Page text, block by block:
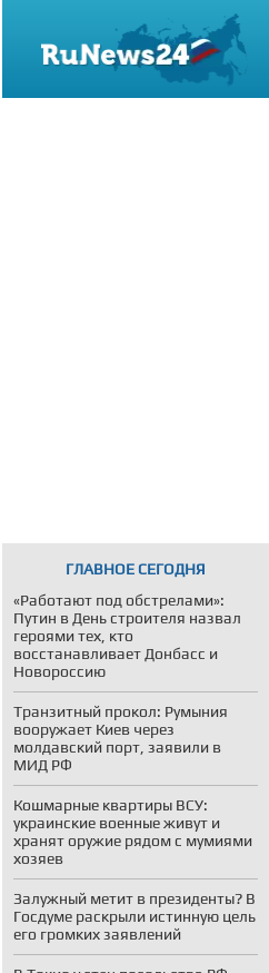
ГЛАВНОЕ СЕГОДНЯ
«Работают под обстрелами»:
Путин в День строителя назвал
героями тех, кто
восстанавливает Донбасс и
Новороссию
Транзитный прокол: Румыния
вооружает Киев через
молдавский порт, заявили в
МИД РФ
Кошмарные квартиры ВСУ:
украинские военные живут и
хранят оружие рядом с мумиями
хозяев
Залужный метит в президенты? В
Госдуме раскрыли истинную цель
его громких заявлений